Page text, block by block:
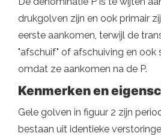
drukgolven zijn en ook primair
eerste aankomen, terwijl de
"afschuif" of afschuiving en ook
omdat ze aankomen na de P.
Kenmerken en
Gele golven in figuur 2 zijn
bestaan ​​uit identieke